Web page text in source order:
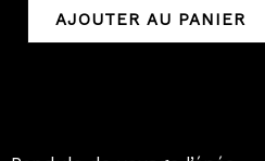
l'épéeAJOUTER AU PANIER